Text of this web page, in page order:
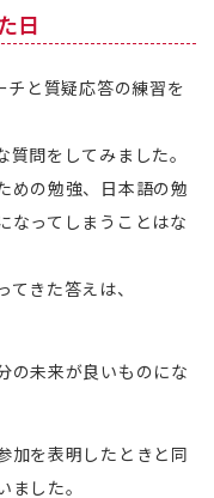
日
と質疑応答の練習を
問をしてみました。
めの勉強、日本語の勉
なってしまうことはな
きた答えは、
の未来が良いものにな
加を表明したときと同
した。